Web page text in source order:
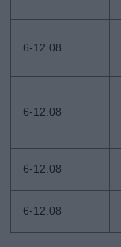
6-12.08
6-12.08
6-12.08
6-12.08